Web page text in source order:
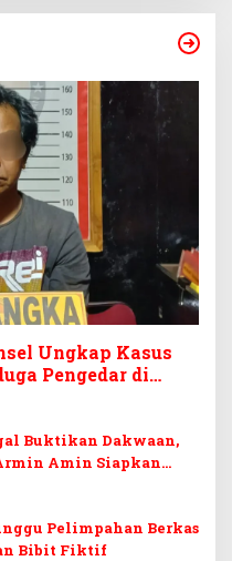
Ungkap Kasus
Pengedar di
Buktikan Dakwaan,
Amin Siapkan
Putusan Bebas
Pelimpahan Berkas
Bibit Fiktif